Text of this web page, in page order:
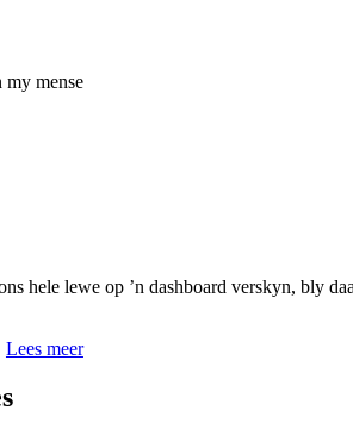
my mense
hele lewe op ’n dashboard verskyn, bly
Lees meer